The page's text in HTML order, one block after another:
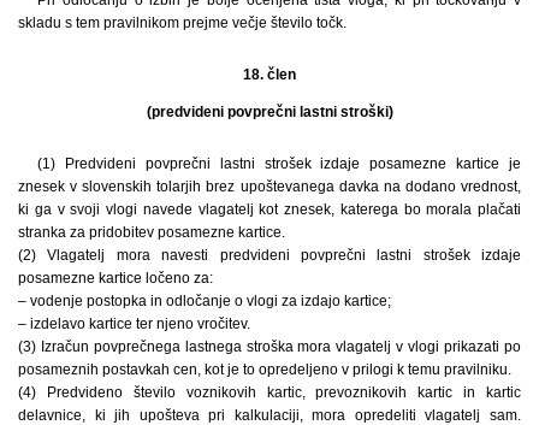
skladu s tem pravilnikom prejme večje število točk.
18. člen
(predvideni povprečni lastni stroški)
(1) Predvideni povprečni lastni strošek izdaje posamezne kartice je
znesek v slovenskih tolarjih brez upoštevanega davka na dodano vrednost,
ki ga v svoji vlogi navede vlagatelj kot znesek, katerega bo morala plačati
stranka za pridobitev posamezne kartice.
(2) Vlagatelj mora navesti predvideni povprečni lastni strošek izdaje
posamezne kartice ločeno za:
– vodenje postopka in odločanje o vlogi za izdajo kartice;
– izdelavo kartice ter njeno vročitev.
(3) Izračun povprečnega lastnega stroška mora vlagatelj v vlogi prikazati po
posameznih postavkah cen, kot je to opredeljeno v prilogi k temu pravilniku.
(4) Predvideno število voznikovih kartic, prevoznikovih kartic in kartic
delavnice, ki jih upošteva pri kalkulaciji, mora opredeliti vlagatelj sam.